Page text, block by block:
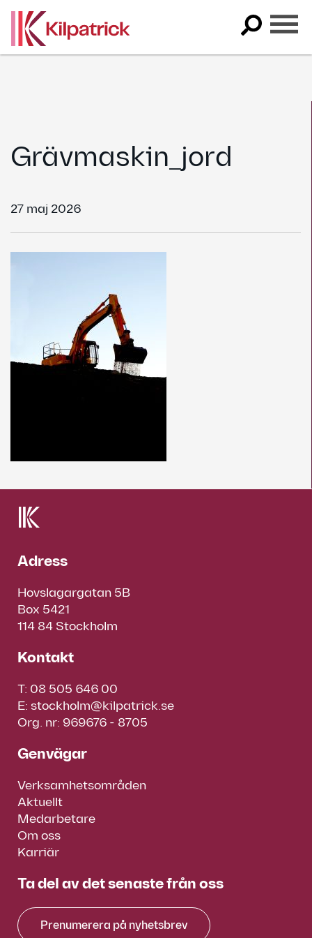
content
Grävmaskin_jord
27 maj 2026
Adress
Hovslagargatan 5B
Box 5421
114 84 Stockholm
Kontakt
T: 08 505 646 00
E: stockholm@kilpatrick.se
Org. nr: 969676 - 8705
Genvägar
Verksamhetsområden
Aktuellt
Medarbetare
Om oss
Karriär
Ta del av det senaste från oss
Prenumerera på nyhetsbrev